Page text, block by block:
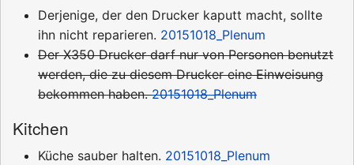
Derjenige, der den Drucker kaputt macht, sollte
ihn nicht reparieren. 20151018_Plenum
Der X350 Drucker darf nur von Personen benutzt
werden, die zu diesem Drucker eine Einweisung
bekommen haben.20151018_Plenum
Kitchen
Küche sauber halten. 20151018_Plenum